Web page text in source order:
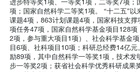
进步特等奖1项、一等奖1项，二等奖7项；
项；国家自然科学二等奖1项。 “十二五”以
课题4项，863计划课题4项，国家科技支撑
项任务47项，国家自然科学基金项目128项
2项，参与重大项目1项）、社会科学基金
目6项、社科项目10项；科研总经费14亿
励89项，其中自然科学一等奖1项，技术发
步一等奖2项；获省社会科学优秀科研成果